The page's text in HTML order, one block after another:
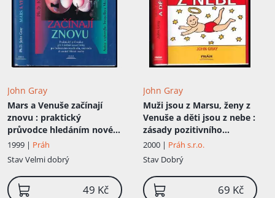
John Gray
Mars a Venuše začínají
znovu : praktický
průvodce hledáním nové
lásky po bolestném
rozchodu, rozvodu či
ztrátě milované osoby
1999 | Práh
StavVelmi dobrý
49 Kč
John Gray
Muži jsou z Marsu, ženy z
Venuše a děti jsou z nebe :
zásady pozitivního
rodičovství, vedoucí k
výchově spolupracujících,
sebevědomých a citlivých
dětí
2000 | Práh s.r.o.
Stav Dobrý
69 Kč